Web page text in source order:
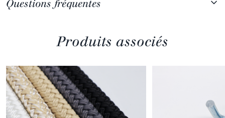
Questions fréquentes
Produits associés